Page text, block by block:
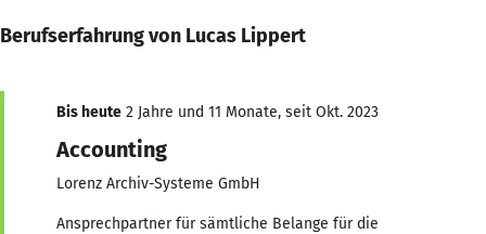
Berufserfahrung von Lucas Lippert
Bis heute 2 Jahre und 11 Monate, seit Okt. 2023
Accounting
Lorenz Archiv-Systeme GmbH
Ansprechpartner für sämtliche Belange für die